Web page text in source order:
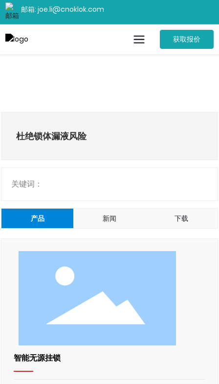
邮箱: joe.li@cnoklok.com
获取报价
杜绝锁体漏液风险
关键词：
产品 新闻 下载
智能无源挂锁